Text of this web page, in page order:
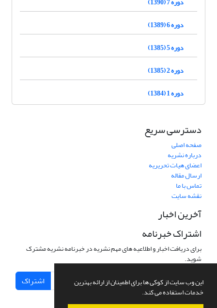
این وب سایت از کوکی ها برای اطمینان از ارائه بهترین
خدمات استفاده می کند.
دوره 6 (1389)
دوره 5 (1385)
دوره 2 (1385)
دوره 1 (1384)
دسترسی سریع
صفحه اصلی
درباره نشریه
اعضای هیات تحریریه
ارسال مقاله
تماس با ما
نقشه سایت
آخرین اخبار
اشتراک خبرنامه
برای دریافت اخبار و اطلاعیه های مهم نشریه در خبرنامه نشریه مشترک
شوید.
اشتراک